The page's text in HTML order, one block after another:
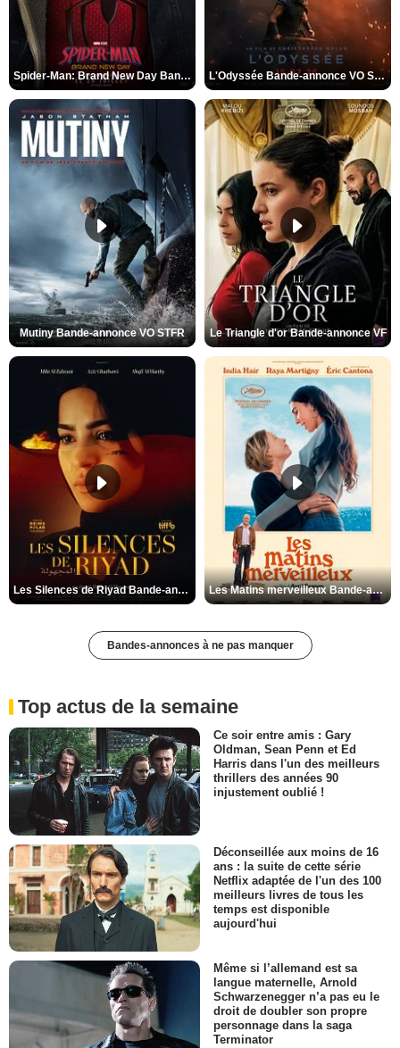
Spider-Man: Brand New Day Bande-annonce VO STFR L'Odyssée Bande-annonce VO STFR
Mutiny Bande-annonce VO STFR Le Triangle d'or Bande-annonce VF
Les Silences de Riyad Bande-annonce VO STFR Les Matins merveilleux Bande-annonce VF
Bandes-annonces à ne pas manquer
Top actus de la semaine
Ce soir entre amis : Gary
Oldman, Sean Penn et Ed
Harris dans l'un des meilleurs
thrillers des années 90
injustement oublié !
Déconseillée aux moins de 16
ans : la suite de cette série
Netflix adaptée de l'un des 100
meilleurs livres de tous les
temps est disponible
aujourd'hui
Même si l’allemand est sa
langue maternelle, Arnold
Schwarzenegger n’a pas eu le
droit de doubler son propre
personnage dans la saga
Terminator